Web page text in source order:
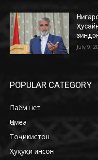
July 9,
POPULAR CATEGORY
Паём нет
Ҷомеа
Тоҷикистон
Ҳуқуқи инсон